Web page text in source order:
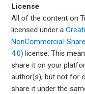
License
All of the content on
licensed under a
NonCommercial-
4.0) license. This
share it on your
author(s), but not for
share it under the